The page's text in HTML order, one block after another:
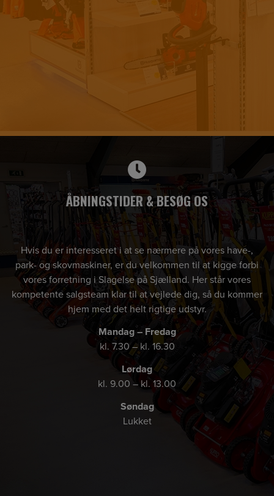
ÅBNINGSTIDER & BESØG OS
Hvis du er interesseret i at se nærmere på vores have-,
park- og skovmaskiner, er du velkommen til at kigge forbi
vores forretning i Slagelse på Sjælland. Her står vores
kompetente salgsteam klar til at vejlede dig, så du kommer
hjem med det helt rigtige udstyr.
Mandag – Fredag
kl. 7.30 – kl. 16.30
Lørdag
kl. 9.00 – kl. 13.00
Søndag
Lukket